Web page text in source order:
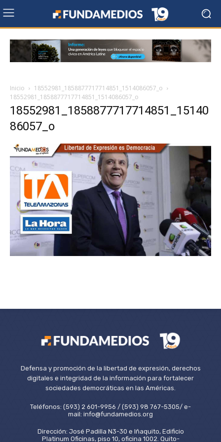
Inicio
18552981_1858877717714851_1514086057_o
18552981_1858877717714851_1514086057_o
18552981_1858877717714851_15140
86057_o
Defensa y promoción de la libertad de expresión, derechos
digitales e integridad de la información para fortalecer
sociedades democráticas en las Américas.
Teléfonos: (593) 2 601-9956 / (593) 98 767-5305/ e-
mail: info@fundamedios.org
Dirección: José Padilla N3-30 e Iñaquito, Edificio
Platinum Oficinas, piso 10, oficina 1002. Quito-